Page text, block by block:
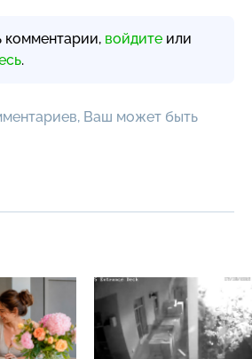
комментарии, войдите или
.
Ваш может быть